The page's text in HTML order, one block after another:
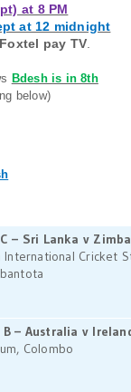
at 8 PM
at 12 midnight
Foxtel pay TV.
Bdesh is in 8th
below)
– Sri Lanka v
International Cricket
– Australia v
Colombo